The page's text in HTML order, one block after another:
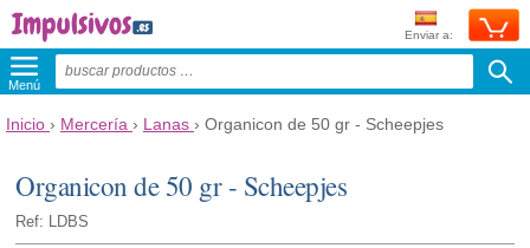
Enviar a:
Menú
Inicio › Mercería › Lanas › Organicon de 50 gr - Scheepjes
Organicon de 50 gr - Scheepjes
Ref: LDBS